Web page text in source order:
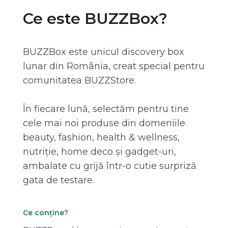
Ce este BUZZBox?
BUZZBox este unicul discovery box
lunar din România, creat special pentru
comunitatea BUZZStore.
În fiecare lună, selectăm pentru tine
cele mai noi produse din domeniile
beauty, fashion, health & wellness,
nutriție, home deco și gadget-uri,
ambalate cu grijă într-o cutie surpriză
gata de testare.
Ce conține?